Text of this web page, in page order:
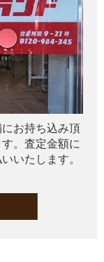
お持ち込み頂
。査定金額に
いたします。